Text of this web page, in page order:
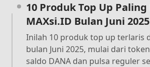
10 Produk Top Up
MAXsi.ID Bulan Juni 2025
Inilah 10 produk top up terlaris
bulan Juni 2025, mulai dari
saldo DANA dan pulsa reguler